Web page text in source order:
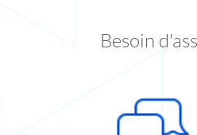
Besoin